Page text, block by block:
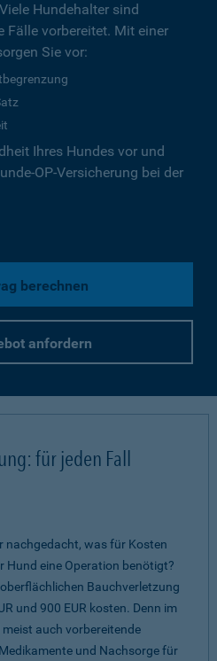
Hundehalter sind
vorbereitet. Mit einer
Sie vor:
Ihres Hundes vor und
OP-Versicherung bei der
berechnen
anfordern
für jeden Fall
nachgedacht, was für Kosten
Hund eine Operation benötigt?
Bauchverletzung
und 900 EUR kosten. Denn im
auch vorbereitende
und Nachsorge für